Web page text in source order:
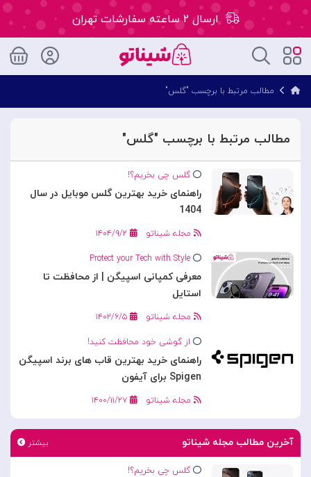
ارسال ۲ ساعته سفارشات تهران
۵۰ هزار تومان تخفیف اولین سفارش کد: WLC
ارسال ۲ ساعته سفارشات تهران
مطالب مرتبط با برچسب "گلس"
مطالب مرتبط با برچسب "گلس"
گلس چی بخریم؟!
راهنمای خرید بهترین گلس موبایل در سال
1404
مجله شیناتو ۱۴۰۴/۹/۲
Protect your Tech with Style
معرفی کمپانی اسپیگن | از محافظت تا
استایل
مجله شیناتو ۱۴۰۲/۶/۵
از گوشی خود محافظت کنید!
راهنمای خرید بهترین قاب های برند اسپیگن
Spigen برای آیفون
مجله شیناتو ۱۴۰۰/۱۱/۲۷
آخرین مطالب مجله شیناتو بیشتر
گلس چی بخریم؟!